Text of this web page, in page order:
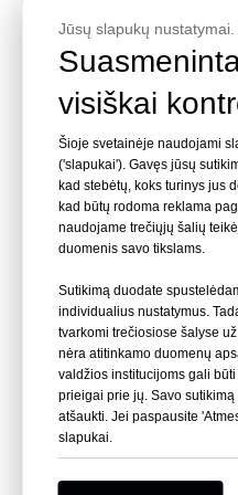
vaizdo įrašą
Akrilinio stiklo baseinas
|Akriliniai baseino
langai|Akriliniai baseinai
Profesionali montavimo
paslauga gamykloje - LEYU
Pasiteirauti
Jūsų slapukų nustatymai.
visiškai
Šioje svetainėje naudojami
('slapukai'). Gavęs jūsų
kad stebėtų, koks turinys jus
kad būtų rodoma reklama
naudojame trečiųjų šalių
duomenis savo tikslams.
Sutikimą duodate
individualius nustatymus.
tvarkomi trečiosiose šalyse
nėra atitinkamo duomenų
valdžios institucijoms gali
prieigai prie jų. Savo
atšaukti. Jei paspausite
slapukai.